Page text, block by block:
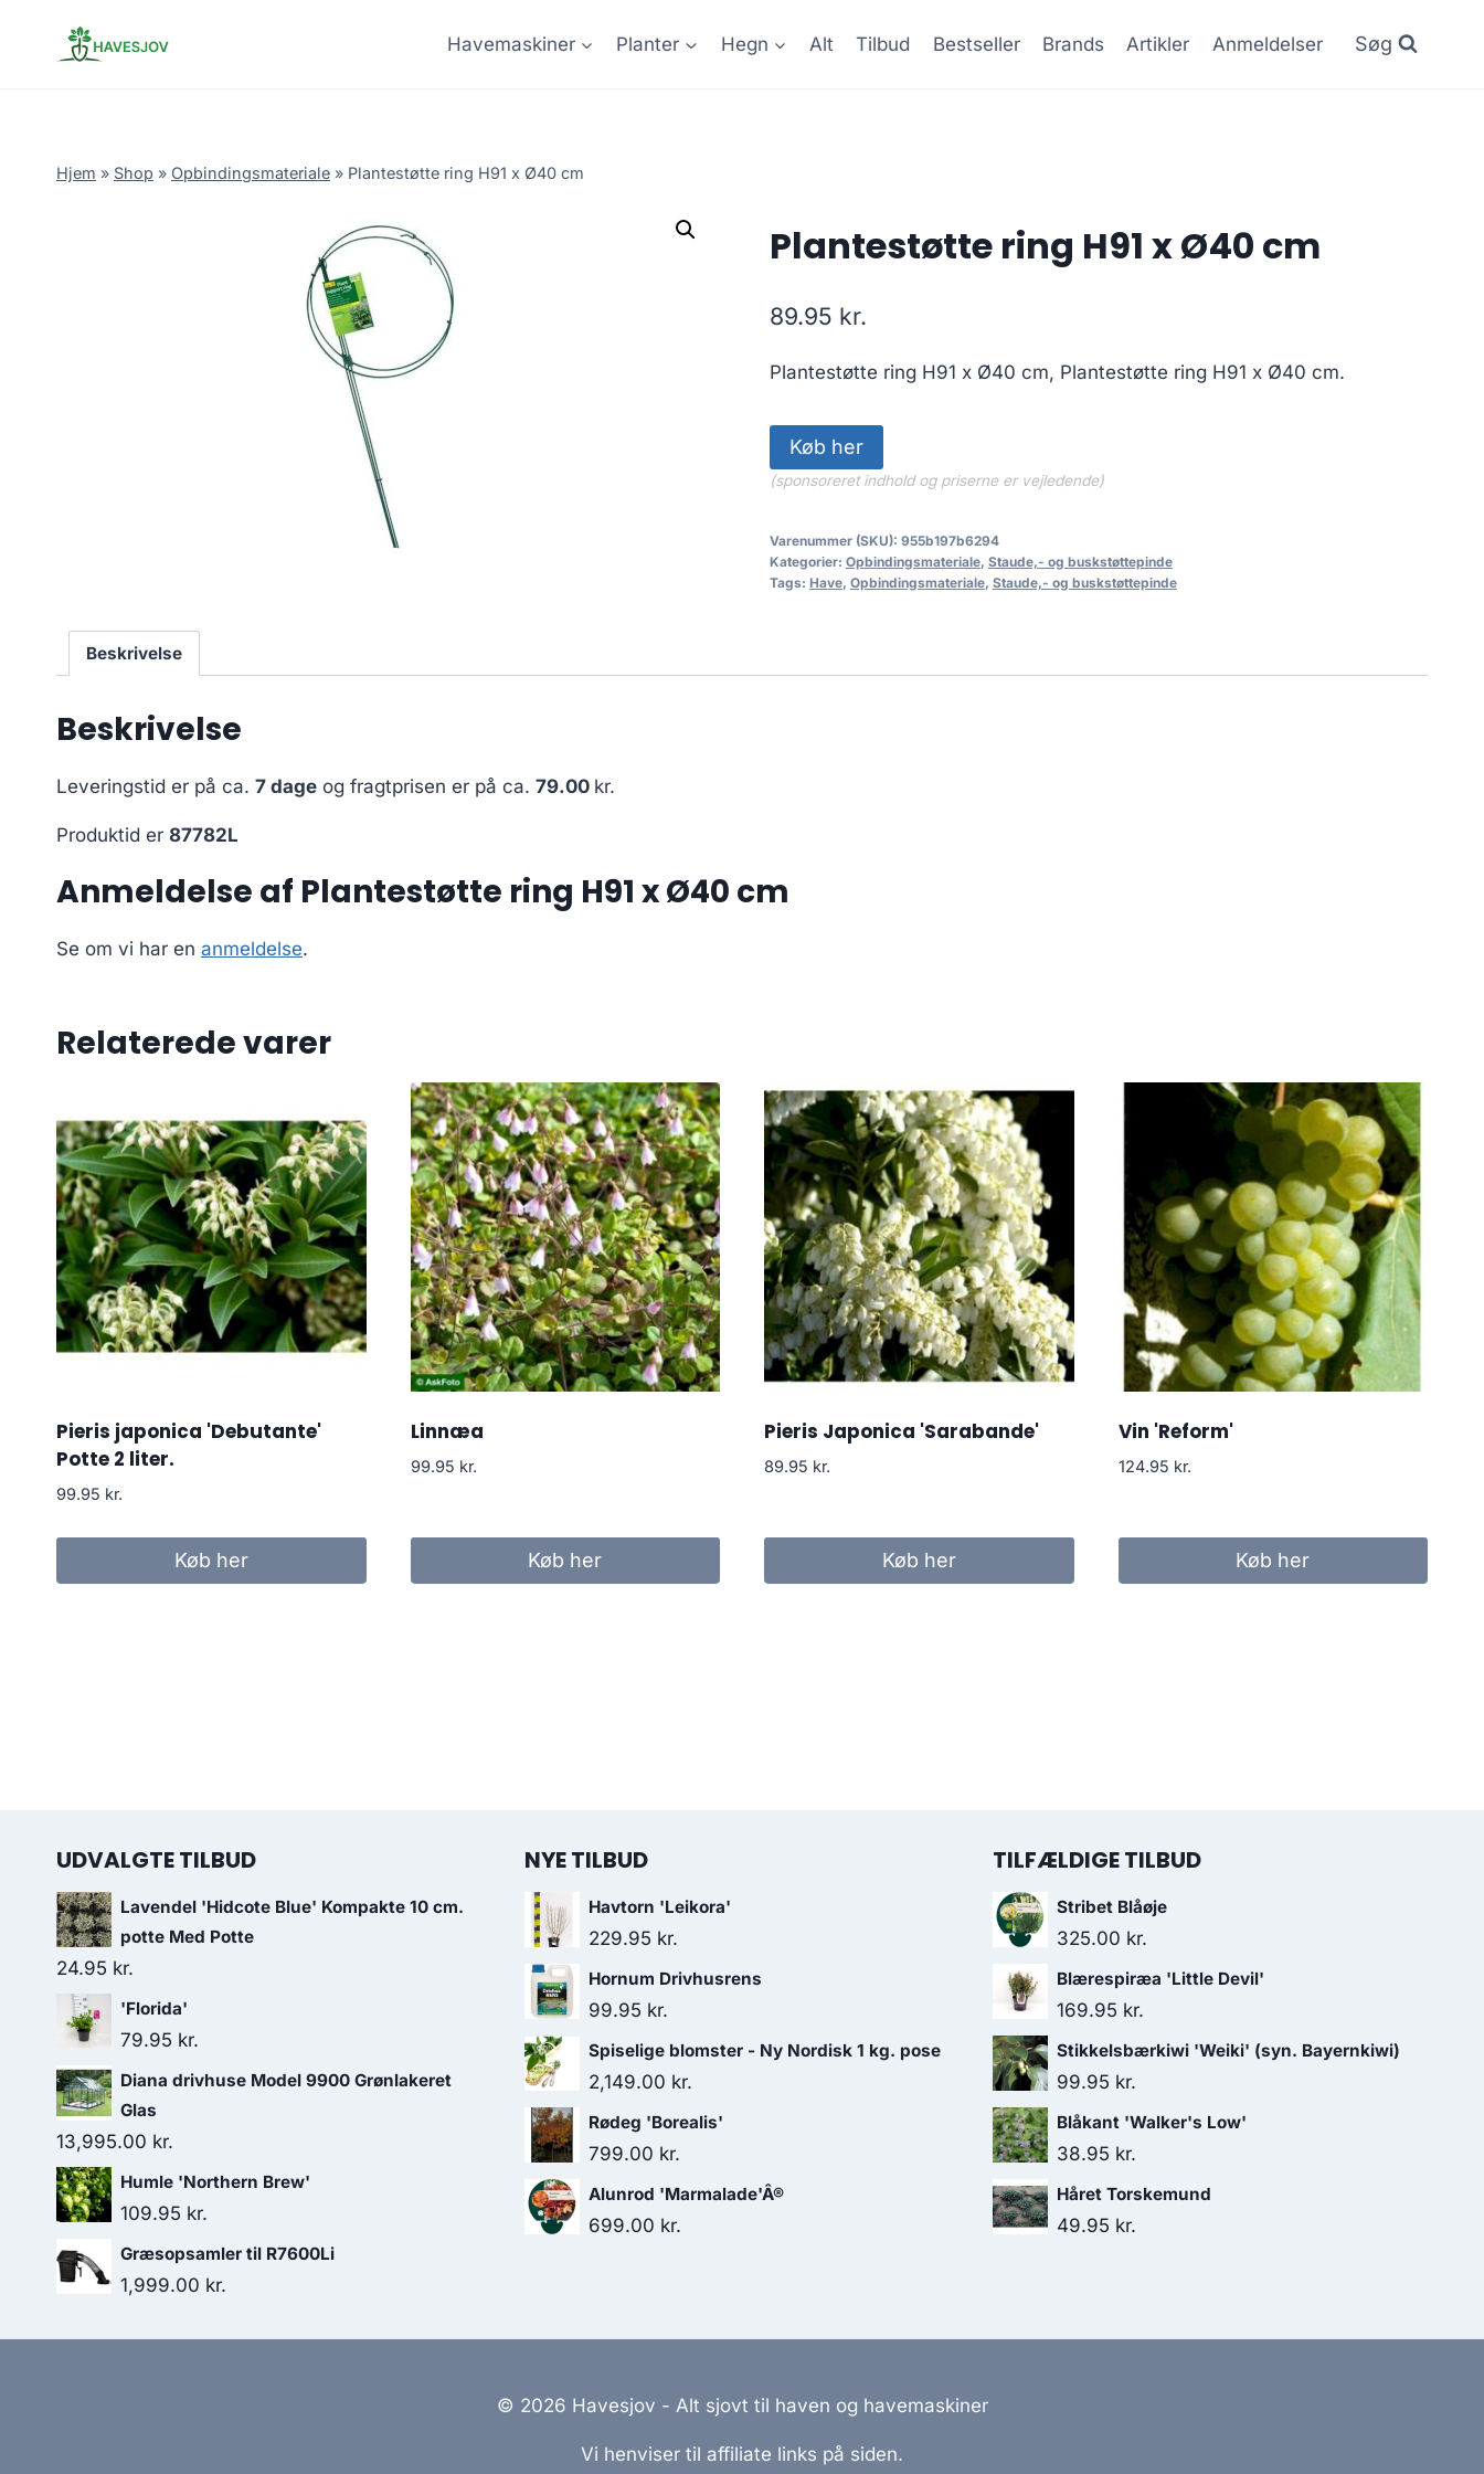
Havemaskiner Planter Hegn Alt Tilbud Bestseller Brands Artikler Anmeldelser Søg
Hjem » Shop » Opbindingsmateriale » Plantestøtte ring H91 x Ø40 cm
Plantestøtte ring H91 x Ø40 cm
89.95 kr.
Plantestøtte ring H91 x Ø40 cm, Plantestøtte ring H91 x Ø40 cm.
Køb her
(sponsoreret indhold og priserne er vejledende)
Varenummer (SKU): 955b197b6294
Kategorier: Opbindingsmateriale, Staude,- og buskstøttepinde
Tags: Have, Opbindingsmateriale, Staude,- og buskstøttepinde
Beskrivelse
Beskrivelse
Leveringstid er på ca. 7 dage og fragtprisen er på ca. 79.00 kr.
Produktid er 87782L
Anmeldelse af Plantestøtte ring H91 x Ø40 cm
Se om vi har en anmeldelse.
Relaterede varer
Pieris japonica 'Debutante'
Potte 2 liter.
99.95 kr.
Køb her
Linnæa
99.95 kr.
Køb her
Pieris Japonica 'Sarabande'
89.95 kr.
Køb her
Vin 'Reform'
124.95 kr.
Køb her
UDVALGTE TILBUD
Lavendel 'Hidcote Blue' Kompakte 10 cm.
potte Med Potte
24.95 kr.
'Florida'
79.95 kr.
Diana drivhuse Model 9900 Grønlakeret
Glas
13,995.00 kr.
Humle 'Northern Brew'
109.95 kr.
Græsopsamler til R7600Li
1,999.00 kr.
NYE TILBUD
Havtorn 'Leikora'
229.95 kr.
Hornum Drivhusrens
99.95 kr.
Spiselige blomster - Ny Nordisk 1 kg. pose
2,149.00 kr.
Rødeg 'Borealis'
799.00 kr.
Alunrod 'Marmalade'Â®
699.00 kr.
TILFÆLDIGE TILBUD
Stribet Blåøje
325.00 kr.
Blærespiræa 'Little Devil'
169.95 kr.
Stikkelsbærkiwi 'Weiki' (syn. Bayernkiwi)
99.95 kr.
Blåkant 'Walker's Low'
38.95 kr.
Håret Torskemund
49.95 kr.
© 2026 Havesjov - Alt sjovt til haven og havemaskiner
Vi henviser til affiliate links på siden.